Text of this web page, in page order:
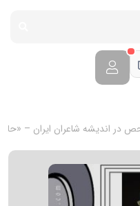
در اندیشه شاعران ایران –